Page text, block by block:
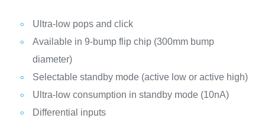
Ultra-low pops and click
Available in 9-bump flip chip (300mm bump
diameter)
Selectable standby mode (active low or active high)
Ultra-low consumption in standby mode (10nA)
Differential inputs